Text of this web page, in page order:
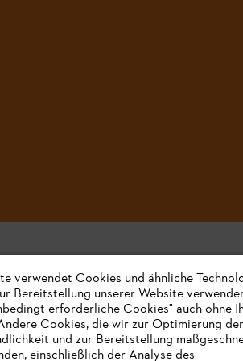
Unternehmen
verwendet Cookies und ähnliche
Bereitstellung unserer Website
erforderliche Cookies" auch ohne
Cookies, die wir zur Optimierung der
und zur Bereitstellung
einschließlich der Analyse des